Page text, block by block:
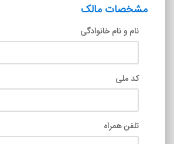
مشخصات مالک
نام و نام خانوادگی
کد ملی
تلفن همراه